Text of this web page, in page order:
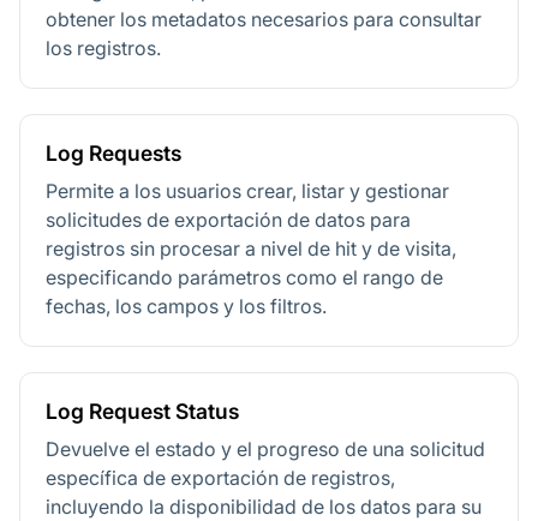
obtener los metadatos necesarios para consultar
los registros.
Log Requests
Permite a los usuarios crear, listar y gestionar
solicitudes de exportación de datos para
registros sin procesar a nivel de hit y de visita,
especificando parámetros como el rango de
fechas, los campos y los filtros.
Log Request Status
Devuelve el estado y el progreso de una solicitud
específica de exportación de registros,
incluyendo la disponibilidad de los datos para su